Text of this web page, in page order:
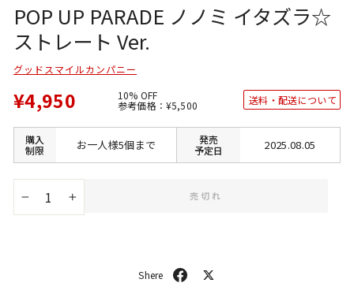
POP UP PARADE ノノミ イタズラ☆
ストレート Ver.
グッドスマイルカンパニー
¥4,950 10% OFF
参考価格：通
価
¥5,500
格
送料・配送について
購入
制限
お一人様5個まで
発売
予定日
2025.08.05
+
売切れ
シ